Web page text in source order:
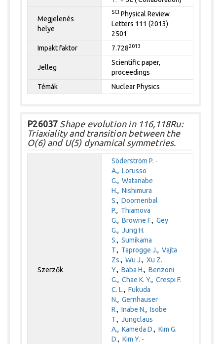
Megjelenés
helye
SCI Physical Review
Letters 111 (2013)
2501
Impakt faktor
7.7282013
Jelleg
Scientific paper,
proceedings
Témák
Nuclear Physics
P26037 Shape evolution in 116,118Ru:
Triaxiality and transition between the
O(6) and U(5) dynamical symmetries.
Szerzők
Söderström P. -
A.,Lorusso
G.,Watanabe
H.,Nishimura
S.,Doornenbal
P., Thiamova
G.,Browne F.,Gey
G.,Jung H.
S.,Sumikama
T., Taprogge J.,Vajta
Zs.,Wu J.,Xu Z.
Y.,Baba H.,Benzoni
G.,Chae K. Y.,Crespi F.
C. L.,Fukuda
N.,Gernhauser
R.,Inabe N.,Isobe
T.,Jungclaus
A.,Kameda D.,Kim G.
D.,Kim Y. -